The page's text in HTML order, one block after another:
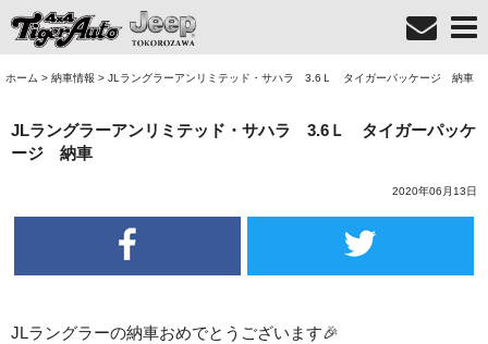
ホーム > 納車情報 > JLラングラーアンリミテッド・サハラ 3.6Ｌ タイガーパッケージ 納車
JLラングラーアンリミテッド・サハラ 3.6Ｌ タイガーパッケ
ージ 納車
2020年06月13日
JLラングラーの納車おめでとうございます🎉